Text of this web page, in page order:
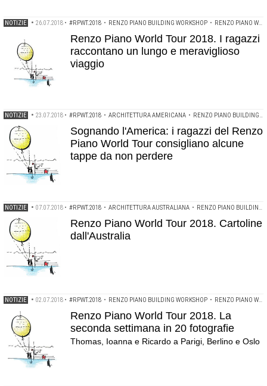
NOTIZIE • 26.07.2018 • #RPWT.2018 • RENZO PIANO BUILDING WORKSHOP • RENZO PIANO WORLD TOUR 2018
Renzo Piano World Tour 2018. I ragazzi
raccontano un lungo e meraviglioso
viaggio
NOTIZIE • 23.07.2018 • #RPWT.2018 • ARCHITETTURA AMERICANA • RENZO PIANO BUILDING WORKSHOP
Sognando l'America: i ragazzi del Renzo
Piano World Tour consigliano alcune
tappe da non perdere
NOTIZIE • 07.07.2018 • #RPWT.2018 • ARCHITETTURA AUSTRALIANA • RENZO PIANO BUILDING WORKSHOP
Renzo Piano World Tour 2018. Cartoline
dall'Australia
NOTIZIE • 02.07.2018 • #RPWT.2018 • RENZO PIANO BUILDING WORKSHOP • RENZO PIANO WORLD TOUR 2018
Renzo Piano World Tour 2018. La
seconda settimana in 20 fotografie
Thomas, Ioanna e Ricardo a Parigi, Berlino e Oslo